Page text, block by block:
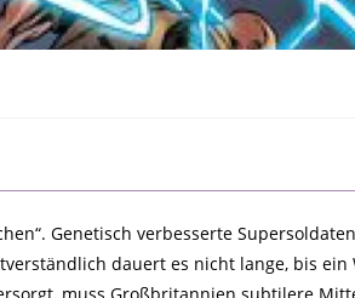
Genetisch verbesserte
dauert es nicht lange, bis ein